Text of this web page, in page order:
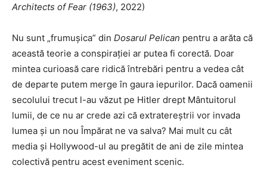
Architects of Fear (1963), 2022)
Nu sunt „frumușica” din Dosarul Pelican pentru a arăta că
această teorie a conspirației ar putea fi corectă. Doar
mintea curioasă care ridică întrebări pentru a vedea cât
de departe putem merge în gaura iepurilor. Dacă oamenii
secolului trecut l-au văzut pe Hitler drept Mântuitorul
lumii, de ce nu ar crede azi că extratereștrii vor invada
lumea și un nou Împărat ne va salva? Mai mult cu cât
media și Hollywood-ul au pregătit de ani de zile mintea
colectivă pentru acest eveniment scenic.